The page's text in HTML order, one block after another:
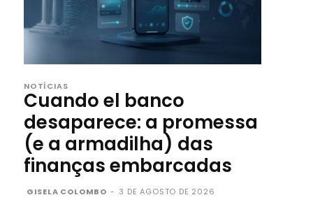
NOTÍCIAS
Cuando el banco
desaparece: a promessa
(e a armadilha) das
finanças embarcadas
GISELA COLOMBO - 3 DE AGOSTO DE 2026